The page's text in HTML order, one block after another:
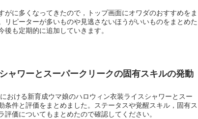
がに多くなってきたので，トップ画面にオワダのおすすめをま
リピーターが多いものや見逃さないほうがいいものをまとめた
も定期的に追加していきます。
ャワーとスーパークリークの固有スキルの発動
おける新育成ウマ娘のハロウィン衣装ライスシャワーとスー
条件と評価をまとめました。ステータスや覚醒スキル，固有ス
評価についてもまとめたので確認してください。